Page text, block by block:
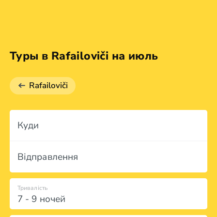
Туры в Rafailoviči на июль
Rafailoviči
Куди
Відправлення
7 - 9 ночей
Тривалість